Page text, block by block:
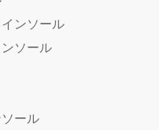
ンソール
ソール
ール